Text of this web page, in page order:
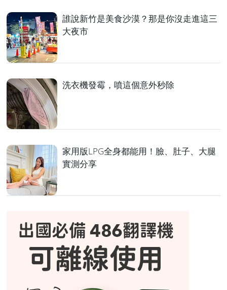
誰說新竹是美食沙漠？那是你沒走進這三
大夜市
洗衣機發霉，噴這個意外秒除
家用版LPG全身都能用！臉、肚子、大腿
實測分享